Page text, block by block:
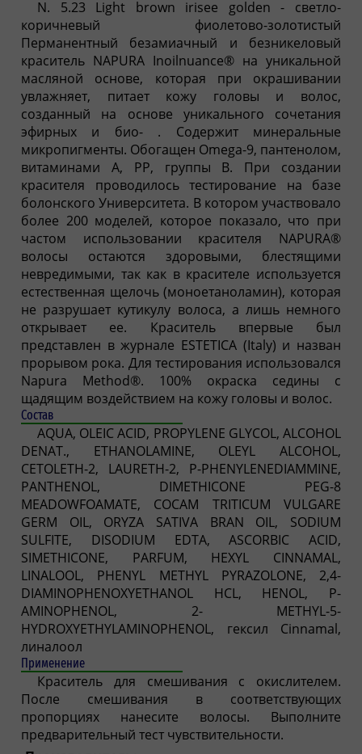
N. 5.23 Light brown irisee golden - светло-
коричневый фиолетово-золотистый
Перманентный безамиачный и безникеловый
краситель NAPURA Inoilnuance® на уникальной
масляной основе, которая при окрашивании
увлажняет, питает кожу головы и волос,
созданный на основе уникального сочетания
эфирных и био- . Содержит минеральные
микропигменты. Обогащен Omega-9, пантенолом,
витаминами А, РР, группы B. При создании
красителя проводилось тестирование на базе
болонского Университета. В котором участвовало
более 200 моделей, которое показало, что при
частом использовании красителя NAPURA®
волосы остаются здоровыми, блестящими
невредимыми, так как в красителе используется
естественная щелочь (моноетаноламин), которая
не разрушает кутикулу волоса, а лишь немного
открывает ее. Краситель впервые был
представлен в журнале ESTETICA (Italy) и назван
прорывом рока. Для тестирования использовался
Napura Method®. 100% окраска седины с
щадящим воздействием на кожу головы и волос.
Состав
AQUA, OLEIC ACID, PROPYLENE GLYCOL, ALCOHOL
DENAT., ETHANOLAMINE, OLEYL ALCOHOL,
CETOLETH-2, LAURETH-2, P-PHENYLENEDIAMMINE,
PANTHENOL, DIMETHICONE PEG-8
MEADOWFOAMATE, COCAM TRITICUM VULGARE
GERM OIL, ORYZA SATIVA BRAN OIL, SODIUM
SULFITE, DISODIUM EDTA, ASCORBIC ACID,
SIMETHICONE, PARFUM, HEXYL CINNAMAL,
LINALOOL, PHENYL METHYL PYRAZOLONE, 2,4-
DIAMINOPHENOXYETHANOL HCL, HENOL, P-
AMINOPHENOL, 2- METHYL-5-
HYDROXYETHYLAMINOPHENOL, гексил Cinnamal,
линалоол
Применение
Краситель для смешивания с окислителем.
После смешивания в соответствующих
пропорциях нанесите волосы. Выполните
предварительный тест чувствительности.